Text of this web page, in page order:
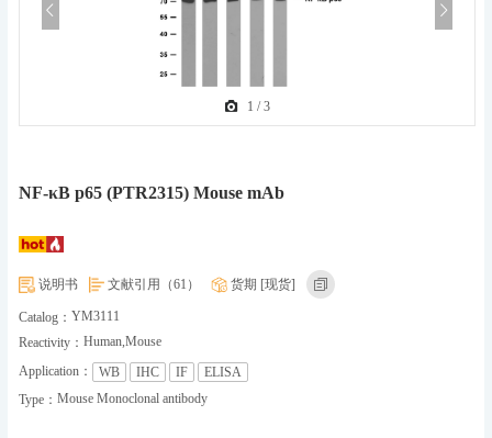
NF-κB p65 (PTR2315) Mouse mAb
说明书 文献引用（61） 货期 [现货]
Catalog： YM3111
Reactivity： Human,Mouse
Application：
WB IHC IF
ELISA
Type： Mouse Monoclonal antibody
1 /3